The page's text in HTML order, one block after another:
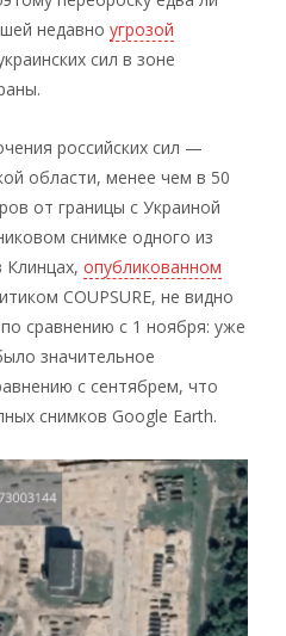
недавно угрозой
сил в зоне
российских сил —
области, менее чем в 50
от границы с Украиной
снимке одного из
Клинцах, опубликованном
COUPSURE, не видно
сравнению с 1 ноября: уже
значительное
с сентябрем, что
снимков Google Earth.